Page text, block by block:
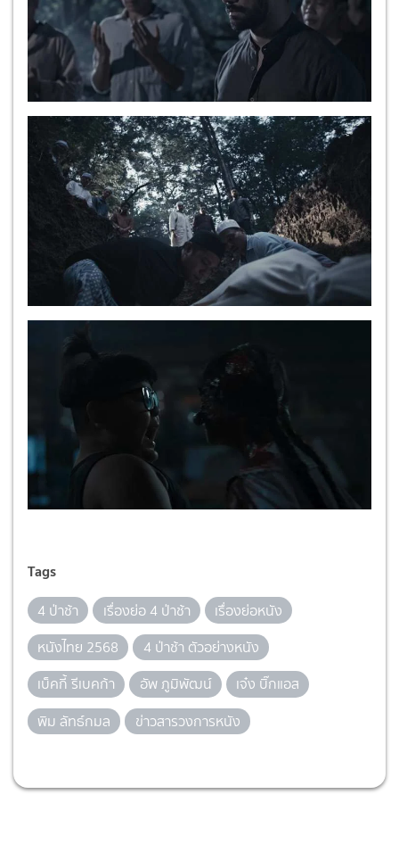
Tags
4 ป่าช้า เรื่องย่อ 4 ป่าช้า
เรื่องย่อหนัง
หนังไทย 2568
4 ป่าช้า ตัวอย่างหนัง
เบ็คกี้ รีเบคก้า
อัพ ภูมิพัฒน์
เจ๋ง บิ๊กแอส
พิม ลัทธ์กมล
ข่าวสารวงการหนัง